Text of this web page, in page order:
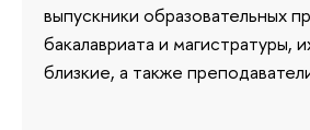
выпускники образовательных
бакалавриата и магистратуры,
близкие, а также